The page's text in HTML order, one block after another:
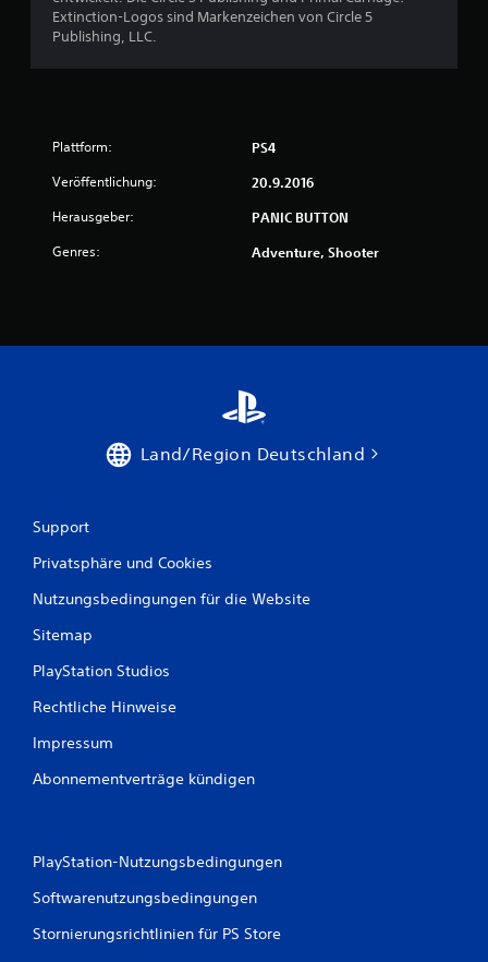
Extinction-Logos sind Markenzeichen von Circle 5
Publishing, LLC.
Plattform: PS4
Veröffentlichung: 20.9.2016
Herausgeber: PANIC BUTTON
Genres: Adventure, Shooter
Land/Region Deutschland
Support
Privatsphäre und Cookies
Nutzungsbedingungen für die Website
Sitemap
PlayStation Studios
Rechtliche Hinweise
Impressum
Abonnementverträge kündigen
PlayStation-Nutzungsbedingungen
Softwarenutzungsbedingungen
Stornierungsrichtlinien für PS Store